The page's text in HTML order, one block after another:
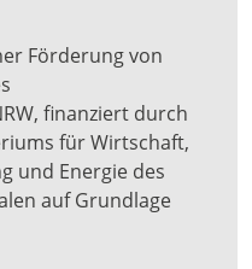
Förderung von
finanziert durch
für Wirtschaft,
und Energie des
auf Grundlage